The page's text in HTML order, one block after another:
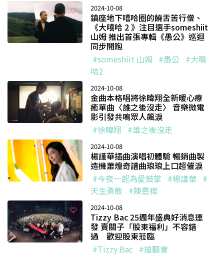
2024-10-08
鎮座地下嘻哈圈的饒舌苦行僧、
《大嘻哈 2 》注目選手someshiit
山姆 推出首張專輯《愚公》巡迴
同步開跑
#someshiit 山姆 #愚公 #大嘻
哈2
2024-10-08
金曲本格唱將徐暐翔全新暖心療
癒單曲〈誰之後沒走〉 音樂微電
影引發共鳴眾人飆淚
#徐暐翔 #誰之後沒走
2024-10-08
楊謹華插曲演唱初體驗 暢銷曲製
造機蕭煌奇譜曲琅琅上口超催淚
#今夜一起為愛鼓掌 #楊謹華 #
天生勇敢 #陳嘉樺
2024-10-08
Tizzy Bac 25週年盛典好消息連
發 賣關子「股東福利」不容錯
過 歡迎股東蒞臨
#Tizzy Bac #搶聽會